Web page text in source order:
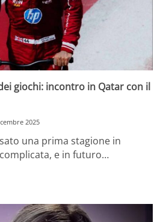
giochi: incontro in Qatar con il
2025
una prima stagione in
e in futuro…